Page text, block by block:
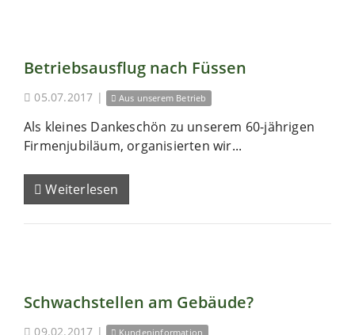
Betriebsausflug nach Füssen
05.07.2017 | Aus unserem Betrieb
Als kleines Dankeschön zu unserem 60-jährigen
Firmenjubiläum, organisierten wir...
Weiterlesen
Schwachstellen am Gebäude?
09.02.2017 | Kundeninformation